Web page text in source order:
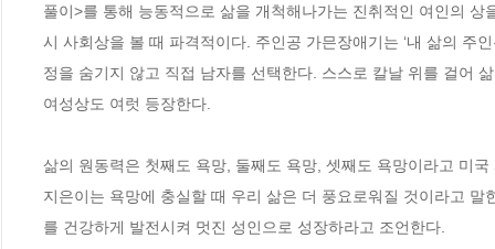
풀이>를 통해 능동적으로 삶을 개척해나가는 진취적인 여인의
시 사회상을 볼 때 파격적이다. 주인공 가믄장애기는 ‘내 삶의 주
정을 숨기지 않고 직접 남자를 선택한다. 스스로 칼날 위를 걸어
여성상도 여럿 등장한다.
삶의 원동력은 첫째도 욕망, 둘째도 욕망, 셋째도 욕망이라고 미
지은이는 욕망에 충실할 때 우리 삶은 더 풍요로워질 것이라고
를 건강하게 발전시켜 멋진 성인으로 성장하라고 조언한다.